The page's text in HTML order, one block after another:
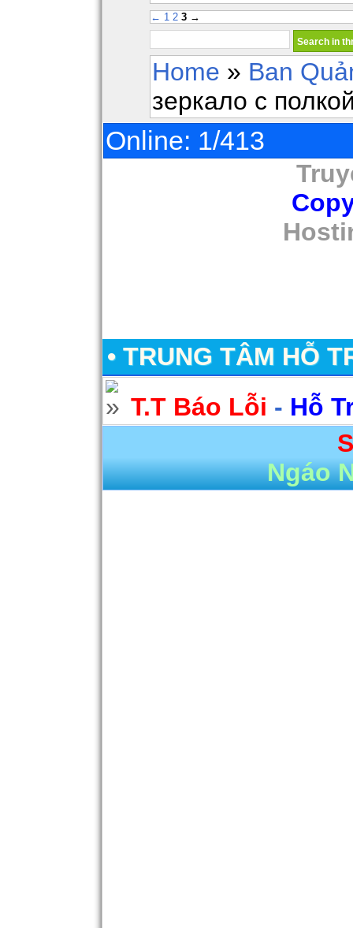
← 1 2 3 →
Home » Ban
зеркало с
Online: 1/413
• TRUNG TÂM HỖ
T.T Báo Lỗi - Hỗ
Ngáo